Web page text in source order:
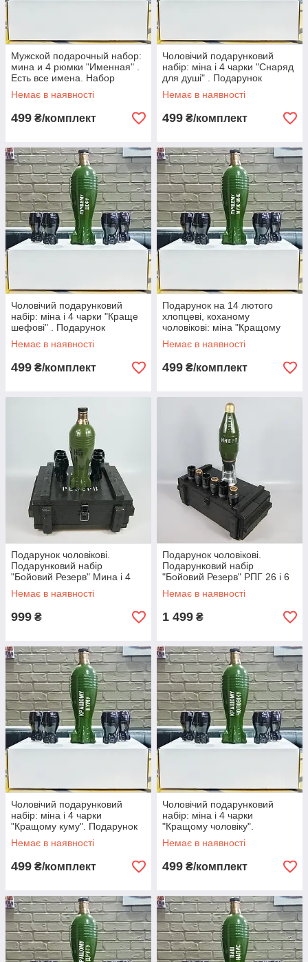
Мужской подарочный набор:
мина и 4 рюмки "Именная" .
Есть все имена. Набор
боевой резерв.
Немає в наявності
499 ₴/комплект
Чоловічий подарунковий
набір: міна і 4 чарки "Снаряд
для душі" . Подарунок
чоловікові. Набір бойовий
резерв.
Немає в наявності
499 ₴/комплект
Чоловічий подарунковий
набір: міна і 4 чарки "Краще
шефові" . Подарунок
начальнику, шефу, босові.
Набір
Немає в наявності
499 ₴/комплект
Подарунок на 14 лютого
хлопцеві, коханому
чоловікові: міна "Кращому
чоловікові" .Подарунок на
День Святого
Немає в наявності
499 ₴/комплект
Подарунок чоловікові.
Подарунковий набір
"Бойовий Резерв" Мина і 4
чарки в дерев'яному ящику
Немає в наявності
999 ₴
Подарунок чоловікові.
Подарунковий набір
"Бойовий Резерв" РПГ 26 і 6
чарок у дерев'яному ящику
Немає в наявності
1 499 ₴
Чоловічий подарунковий
набір: міна і 4 чарки
"Кращому куму". Подарунок
чоловіку, куму. Набір бойовий
Немає в наявності
499 ₴/комплект
Чоловічий подарунковий
набір: міна і 4 чарки
"Кращому чоловіку".
Подарунок чоловіку. Набір
бойовий
Немає в наявності
499 ₴/комплект